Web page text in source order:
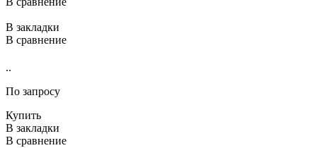
В закладки
В сравнение
..
По запросу
Купить
В закладки
В сравнение